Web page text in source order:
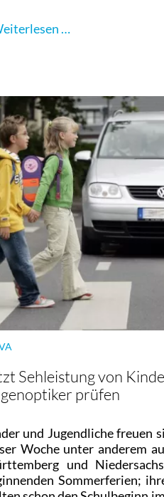
…
richtigen
Brille
Sehleistung von
prüfen
und Jugendliche freuen
Woche unter anderem
und
Sommerferien;